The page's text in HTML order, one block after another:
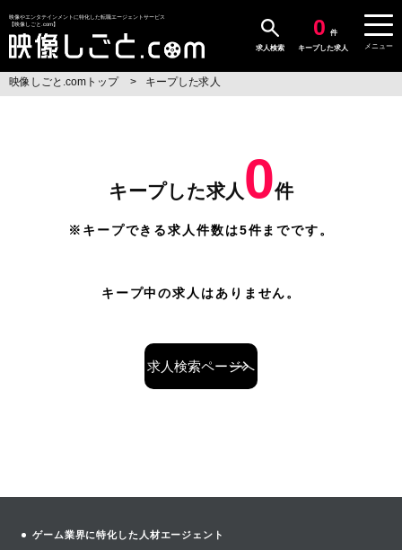
映像やエンタテインメントに特化した転職エージェントサービス
【映像しごと.com】
求人検索
0
件
キープした求人
メニュー
映像しごと.comトップ キープした求人
キープした求人 0件
※キープできる求人件数は5件までです。
キープ中の求人はありません。
求人検索ページへ
ゲーム業界に特化した人材エージェント